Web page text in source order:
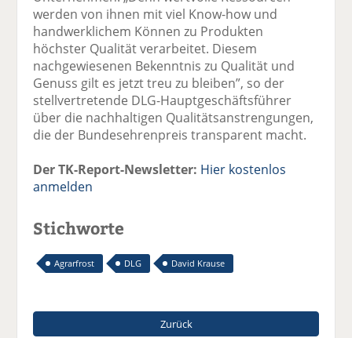
werden von ihnen mit viel Know-how und
handwerklichem Können zu Produkten
höchster Qualität verarbeitet. Diesem
nachgewiesenen Bekenntnis zu Qualität und
Genuss gilt es jetzt treu zu bleiben”, so der
stellvertretende DLG-Hauptgeschäftsführer
über die nachhaltigen Qualitätsanstrengungen,
die der Bundesehrenpreis transparent macht.
Der TK-Report-Newsletter: Hier kostenlos
anmelden
Stichworte
Agrarfrost DLG David Krause
Zurück